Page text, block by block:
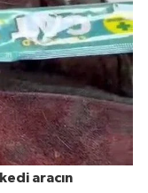
aracın